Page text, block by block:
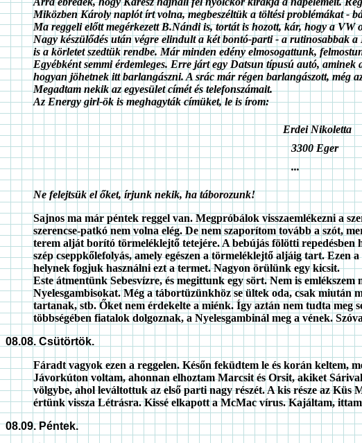
Miközben Károly naplót írt volna, megbeszéltük a töltési problémákat -
Ma reggeli előtt megérkezett B.Nándi is, tortát is hozott, kár, hogy a
Nagy készülődés után végre elindult a két bontó-parti - a rutinosabbak
is a körletet szedtük rendbe. Már minden edény elmosogattunk,
Egyébként semmi érdemleges. Erre járt egy Datsun típusú autó,
hogyan jöhetnek itt barlangászni. A srác már régen barlangászott, még
Megadtam nekik az egyesület címét és telefonszámait.
Az Energy girl-ök is meghagyták címüket, le is írom:
Erdei Nikoletta
3300 Eger
...
Ne felejtsük el őket, írjunk nekik, ha táborozunk!
Sajnos ma már péntek reggel van. Megpróbálok visszaemlékezni a
szerencse-patkó nem volna elég. De nem szaporítom tovább a szót,
terem alját borító törmeléklejtő tetejére. A bebújás fölötti repedésben
szép cseppkőlefolyás, amely egészen a törmeléklejtő aljáig tart.
helynek fogjuk használni ezt a termet. Nagyon örülünk egy kicsit.
Este átmentünk Sebesvízre, és megittunk egy sört. Nem is
Nyelesgambisokat. Még a tábortüzünkhöz se ültek oda, csak
tartanak, stb. Őket nem érdekelte a miénk. Így aztán nem tudta meg
többségében fiatalok dolgoznak, a Nyelesgambinál meg a vének.
08.08. Csütörtök.
Fáradt vagyok ezen a reggelen. Későn feküdtem le és korán keltem,
Jávorkúton voltam, ahonnan elhoztam Marcsit és Orsit, akiket
völgybe, ahol leváltottuk az első parti nagy részét. A kis része az
értünk vissza Létrásra. Kissé elkapott a McMac vírus. Kajáltam,
08.09. Péntek.